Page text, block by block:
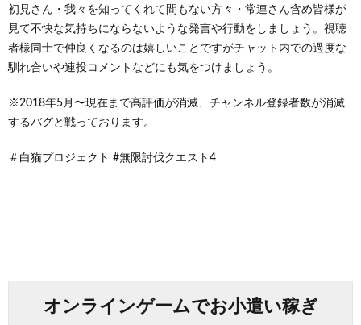
初見さん・我々を知ってくれて間もない方々・常連さん含め皆様が
見て不快な気持ちにならないような発言や行動をしましょう。視聴
者様同士で仲良くなるのは嬉しいことですがチャット内での過度な
馴れ合いや連投コメントなどにも気をつけましょう。
※2018年5月〜現在まで高評価が消滅、チャンネル登録者数が消滅
するバグと戦っております。
＃白猫プロジェクト #無限討伐クエスト4
オンラインゲームでお小遣い稼ぎ